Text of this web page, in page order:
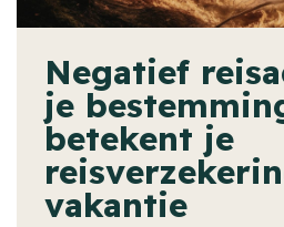
Negatief
je
betekent je
vakantie